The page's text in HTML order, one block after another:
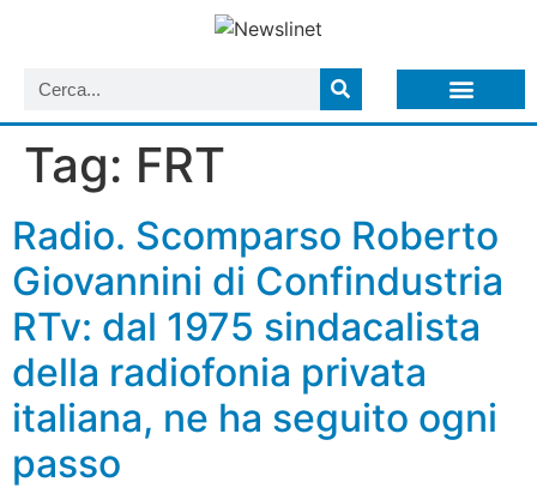
Tag: FRT
Radio. Scomparso Roberto
Giovannini di Confindustria
RTv: dal 1975 sindacalista
della radiofonia privata
italiana, ne ha seguito ogni
passo